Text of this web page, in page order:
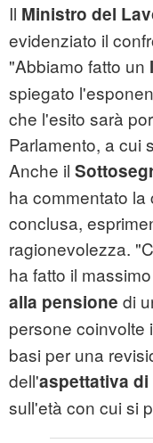
Il Ministro del
evidenziato il
"Abbiamo fatto un
spiegato
che l'esito sarà
Parlamento, a cui
Anche il
ha commentato
conclusa,
ragionevolezza.
ha fatto il
alla pensione di
persone coinvolte
basi per una
dell'aspettativa di
sull'età con cui si